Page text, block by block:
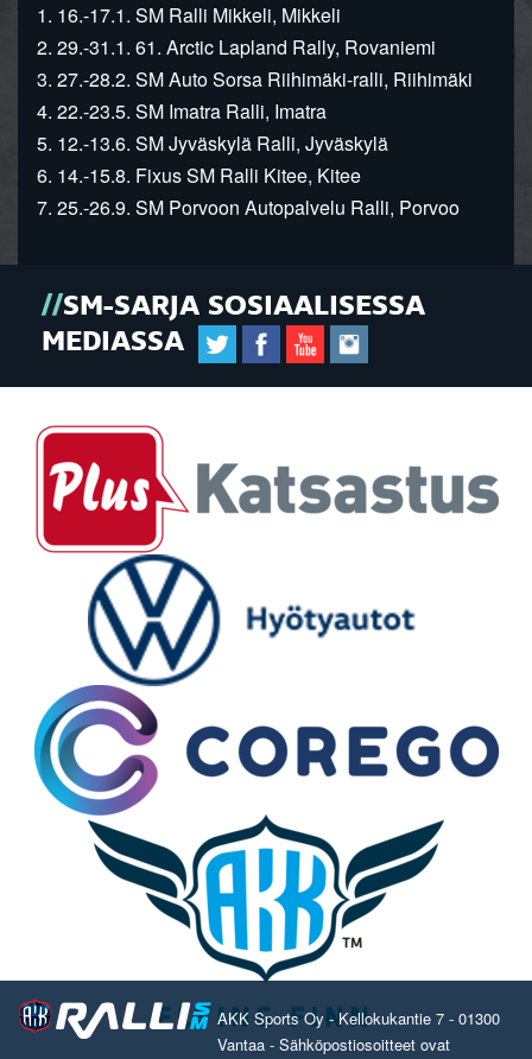
1. 16.-17.1. SM Ralli Mikkeli, Mikkeli
2. 29.-31.1. 61. Arctic Lapland Rally, Rovaniemi
3. 27.-28.2. SM Auto Sorsa Riihimäki-ralli, Riihimäki
4. 22.-23.5. SM Imatra Ralli, Imatra
5. 12.-13.6. SM Jyväskylä Ralli, Jyväskylä
6. 14.-15.8. Fixus SM Ralli Kitee, Kitee
7. 25.-26.9. SM Porvoon Autopalvelu Ralli, Porvoo
SM-SARJA SOSIAALISESSA
MEDIASSA
AKK Sports Oy - Kellokukantie 7 - 01300
Vantaa - Sähköpostiosoitteet ovat